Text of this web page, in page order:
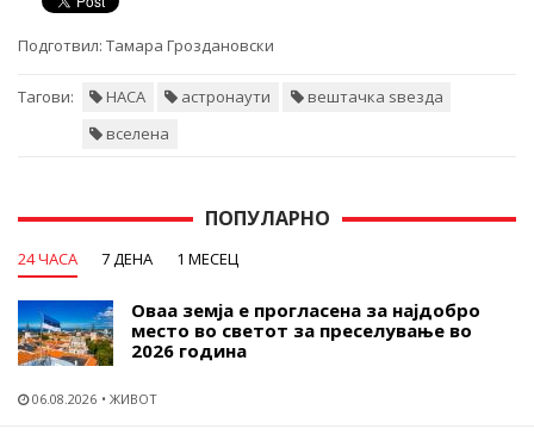
Подготвил: Тамара Гроздановски
Тагови: НАСА астронаути
вештачка ѕвезда
вселена
ПОПУЛАРНО
24 ЧАСА 7 ДЕНА 1 МЕСЕЦ
Оваа земја е прогласена за најдобро
место во светот за преселување во
2026 година
06.08.2026 ЖИВОТ